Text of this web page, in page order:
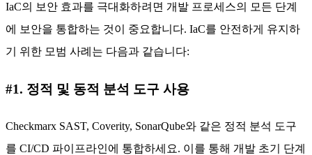
IaC의 보안 효과를 극대화하려면 개발 프로세스의 모든 단계
에 보안을 통합하는 것이 중요합니다. IaC를 안전하게 유지하
기 위한 모범 사례는 다음과 같습니다:
#1. 정적 및 동적 분석 도구 사용
Checkmarx SAST, Coverity, SonarQube와 같은 정적 분석 도구
를 CI/CD 파이프라인에 통합하세요. 이를 통해 개발 초기 단계